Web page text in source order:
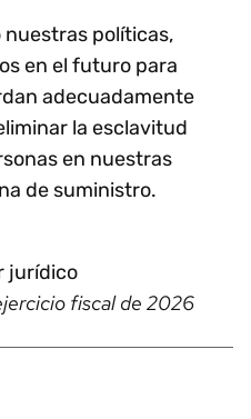
políticas,
en el futuro para
adecuadamente
la esclavitud
en nuestras
de suministro.
jurídico
fiscal de 2026